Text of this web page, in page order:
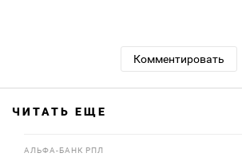
Комментировать
ЧИТАТЬ ЕЩЕ
АЛЬФА-БАНК РПЛ